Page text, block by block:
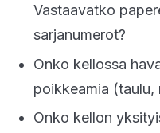
Vastaavatko
sarjanumerot?
Onko kellossa
poikkeamia (taulu,
Onko kellon